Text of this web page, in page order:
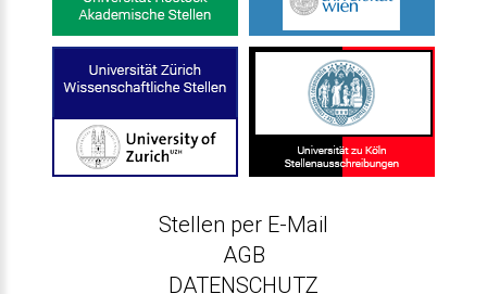
Stellen per E-Mail
AGB
DATENSCHUTZ